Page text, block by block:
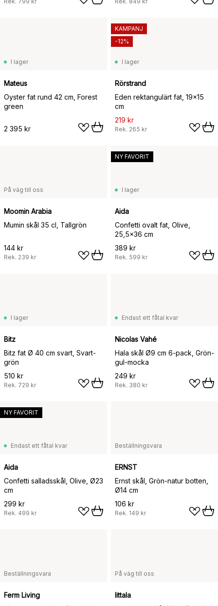
I lager
Mateus
Oyster fat rund 42 cm, Forest
green
2 395 kr
I lager
Rörstrand
Eden rektangulärt fat, 19x15
cm
219 kr
Rek. 265 kr
KAMPANJ
-12%
På väg till oss
Moomin Arabia
Mumin skål 35 cl, Tallgrön
144 kr
Rek. 239 kr
I lager
Aida
Confetti ovalt fat, Olive,
25,5x36 cm
389 kr
Rek. 599 kr
NY FAVORIT
I lager
Bitz
Bitz fat Ø 40 cm svart, Svart-
grön
510 kr
Rek. 729 kr
Endast ett fåtal kvar
Nicolas Vahé
Hala skål Ø9 cm 6-pack, Grön-
gul-mocka
249 kr
Rek. 380 kr
Endast ett fåtal kvar
Aida
Confetti salladsskål, Olive, Ø23
cm
299 kr
Rek. 499 kr
NY FAVORIT
Beställningsvara
ERNST
Ernst skål, Grön-natur botten,
Ø14 cm
106 kr
Rek. 149 kr
Beställningsvara
Ferm Living
På väg till oss
Iittala